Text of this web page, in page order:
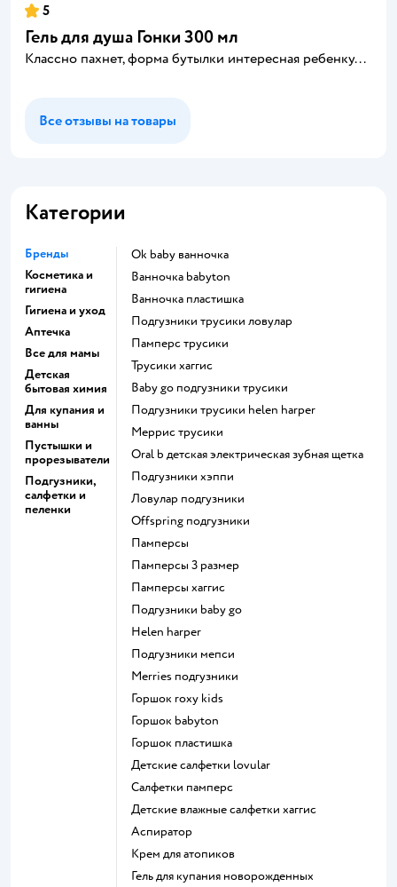
5
Гель для душа Гонки 300 мл
Классно пахнет, форма бутылки интересная ребенку...
Все отзывы на товары
Категории
Бренды
Косметика и
гигиена
Гигиена и уход
Аптечка
Все для мамы
Детская
бытовая химия
Для купания и
ванны
Пустышки и
прорезыватели
Подгузники,
салфетки и
пеленки
ok baby ванночка
ванночка babyton
ванночка пластишка
подгузники трусики ловулар
памперс трусики
трусики хаггис
baby go подгузники трусики
подгузники трусики helen harper
меррис трусики
oral b детская электрическая зубная щетка
подгузники хэппи
ловулар подгузники
offspring подгузники
памперсы
памперсы 3 размер
памперсы хаггис
подгузники baby go
helen harper
подгузники мепси
merries подгузники
горшок roxy kids
горшок babyton
горшок пластишка
детские салфетки lovular
салфетки памперс
детские влажные салфетки хаггис
аспиратор
крем для атопиков
гель для купания новорожденных